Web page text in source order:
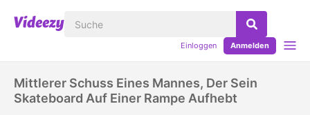
Einloggen Anmelden
Mittlerer Schuss Eines Mannes, Der Sein
Skateboard Auf Einer Rampe Aufhebt